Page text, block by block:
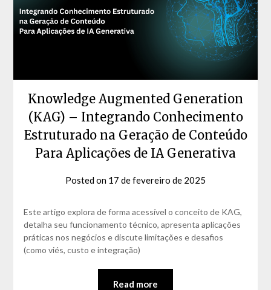
Knowledge Augmented Generation
(KAG) – Integrando Conhecimento
Estruturado na Geração de Conteúdo
Para Aplicações de IA Generativa
Posted on 17 de fevereiro de 2025
Matos
Este artigo explora de forma acessível o conceito de KAG,
detalha seu funcionamento técnico, apresenta aplicações
práticas nos negócios e discute limitações e desafios
(como viés, custo e integração)
Read more